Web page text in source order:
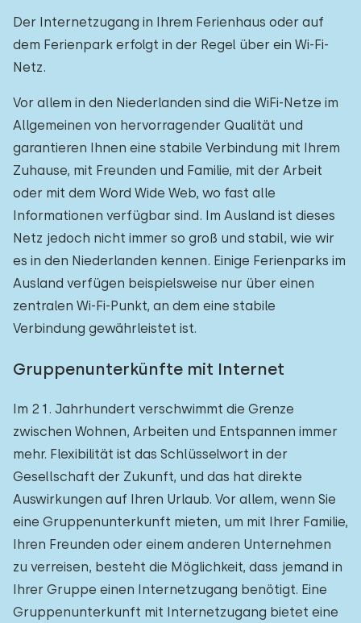
Der Internetzugang in Ihrem Ferienhaus oder auf
dem Ferienpark erfolgt in der Regel über ein Wi-Fi-
Netz.
Vor allem in den Niederlanden sind die WiFi-Netze im
Allgemeinen von hervorragender Qualität und
garantieren Ihnen eine stabile Verbindung mit Ihrem
Zuhause, mit Freunden und Familie, mit der Arbeit
oder mit dem Word Wide Web, wo fast alle
Informationen verfügbar sind. Im Ausland ist dieses
Netz jedoch nicht immer so groß und stabil, wie wir
es in den Niederlanden kennen. Einige Ferienparks im
Ausland verfügen beispielsweise nur über einen
zentralen Wi-Fi-Punkt, an dem eine stabile
Verbindung gewährleistet ist.
Gruppenunterkünfte mit Internet
Im 21. Jahrhundert verschwimmt die Grenze
zwischen Wohnen, Arbeiten und Entspannen immer
mehr. Flexibilität ist das Schlüsselwort in der
Gesellschaft der Zukunft, und das hat direkte
Auswirkungen auf Ihren Urlaub. Vor allem, wenn Sie
eine Gruppenunterkunft mieten, um mit Ihrer Familie,
Ihren Freunden oder einem anderen Unternehmen
zu verreisen, besteht die Möglichkeit, dass jemand in
Ihrer Gruppe einen Internetzugang benötigt. Eine
Gruppenunterkunft mit Internetzugang bietet eine